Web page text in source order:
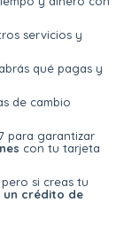
servicios y
qué pagas y
de cambio
para garantizar
con tu tarjeta
si creas tu
un crédito de